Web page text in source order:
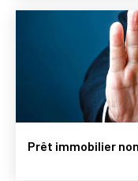
Prêt immobilier